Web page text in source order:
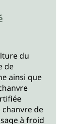
du
de
ainsi que
de
à froid